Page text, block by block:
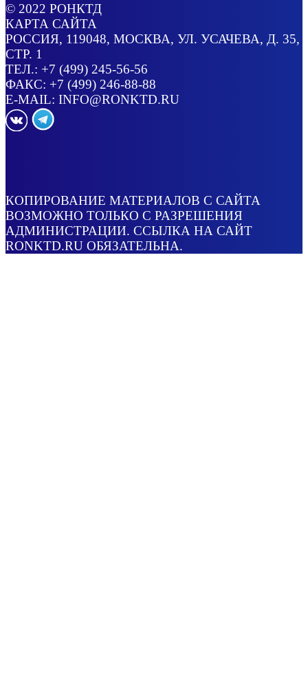
© 2022 РОНКТД
КАРТА САЙТА
РОССИЯ, 119048, МОСКВА, УЛ. УСАЧЕВА, Д. 35,
СТР. 1
ТЕЛ.: +7 (499) 245-56-56
ФАКС: +7 (499) 246-88-88
E-MAIL: INFO@RONKTD.RU
КОПИРОВАНИЕ МАТЕРИАЛОВ С САЙТА
ВОЗМОЖНО ТОЛЬКО С РАЗРЕШЕНИЯ
АДМИНИСТРАЦИИ. ССЫЛКА НА САЙТ
RONKTD.RU ОБЯЗАТЕЛЬНА.